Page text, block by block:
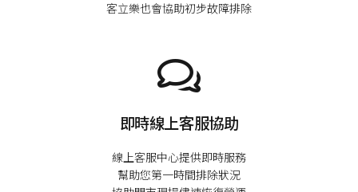
即時線上客服協助
線上客服中心提供即時服務
幫助您第一時間排除狀況